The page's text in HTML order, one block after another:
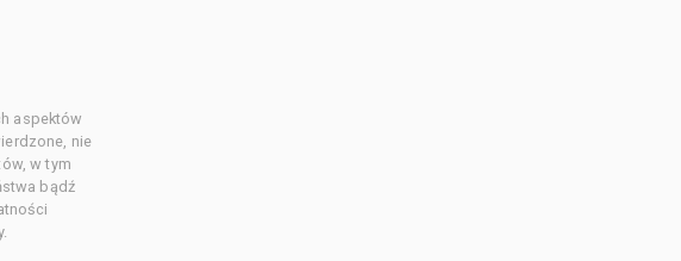
aspektów
nie
w tym
bądź